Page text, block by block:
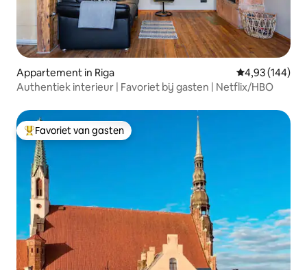
Appartement in Riga Gemiddelde
4,93 (144)
Authentiek interieur | Favoriet bij gasten | Netflix/HBO
Topfavoriet van gasten
Favoriet van gasten